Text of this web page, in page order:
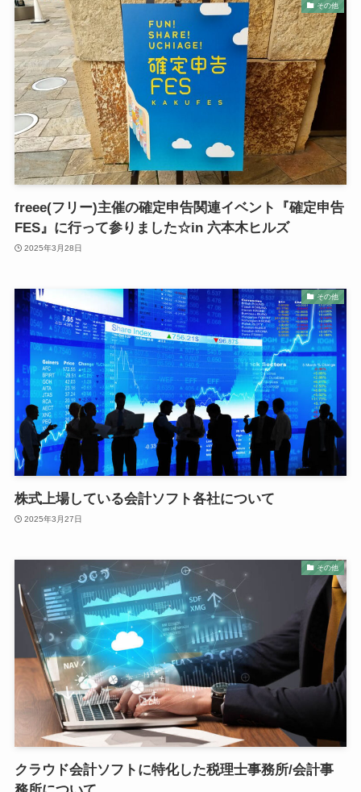
その他
freee(フリー)主催の確定申告関連イベント『確定申告
FES』に行って参りました☆in 六本木ヒルズ
2025年3月28日
その他
株式上場している会計ソフト各社について
2025年3月27日
その他
クラウド会計ソフトに特化した税理士事務所/会計事